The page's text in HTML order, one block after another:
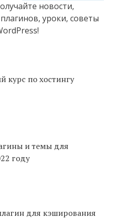
новости,
уроки, советы
курс по хостингу
и темы для
году
для кэширования